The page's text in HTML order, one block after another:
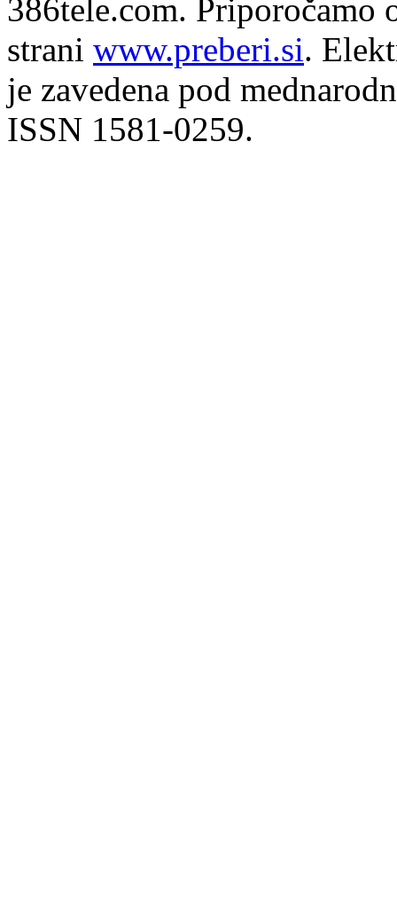
386tele.com. Priporočamo
strani www.preberi.si.
je zavedena pod
ISSN 1581-0259.